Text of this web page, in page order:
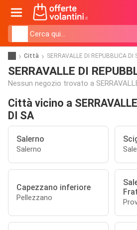
Città SERRAVALLE DI REPUBBLICA DI
SERRAVALLE DI
Nessun negozio trovato a
Città vicino a
DI SA
Salerno
Salerno
Capezzano inferiore
Pellezzano